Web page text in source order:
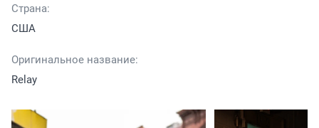
Страна:
США
Оригинальное название:
Relay